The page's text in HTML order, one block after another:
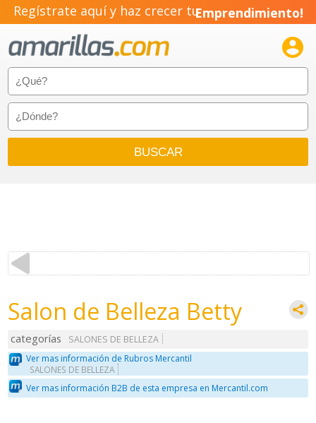
Regístrate aquí y haz crecer tuEmprendimiento!

Salon de Belleza Betty
categorías
SALONES DE BELLEZA
Ver mas información de Rubros Mercantil
SALONES DE BELLEZA
Ver mas información B2B de esta empresa en Mercantil.com